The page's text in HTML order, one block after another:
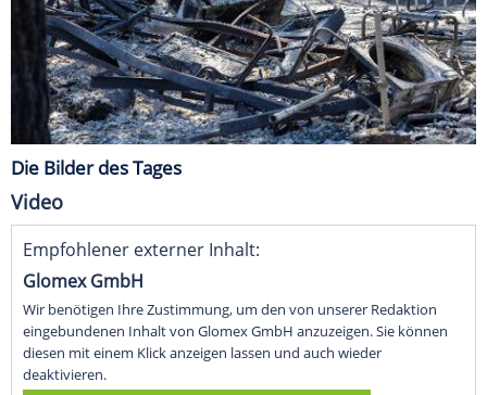
Die Bilder des Tages
Video
Empfohlener externer Inhalt:
Glomex GmbH
Wir benötigen Ihre Zustimmung, um den von unserer Redaktion
eingebundenen Inhalt von Glomex GmbH anzuzeigen. Sie können
diesen mit einem Klick anzeigen lassen und auch wieder
deaktivieren.